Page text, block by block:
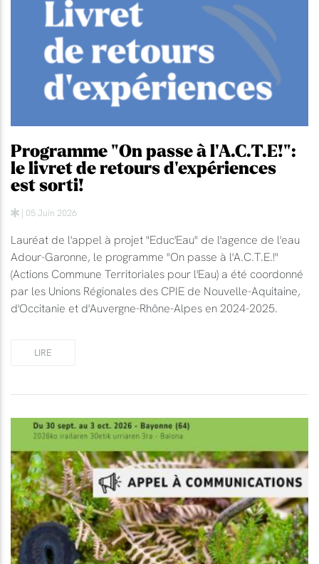
Programme "On passe à l'A.C.T.E!":
le livret de retours d'expériences
est sorti!
| 05 Juin 2026
Lauréat de l'appel à projet "Educ'Eau" de l'agence de l'eau
Adour-Garonne, le programme "On passe à l'A.C.T.E.!"
(Actions Commune Territoriales pour l'Eau) a été coordonné
par les Unions Régionales des CPIE de Nouvelle-Aquitaine,
d'Occitanie et d'Auvergne-Rhône-Alpes en 2024-2025.
LIRE